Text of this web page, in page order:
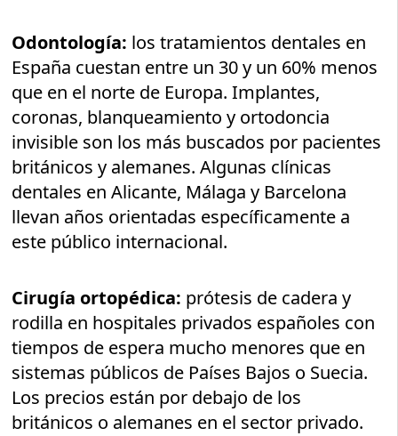
Odontología: los tratamientos dentales en
España cuestan entre un 30 y un 60% menos
que en el norte de Europa. Implantes,
coronas, blanqueamiento y ortodoncia
invisible son los más buscados por pacientes
británicos y alemanes. Algunas clínicas
dentales en Alicante, Málaga y Barcelona
llevan años orientadas específicamente a
este público internacional.
Cirugía ortopédica: prótesis de cadera y
rodilla en hospitales privados españoles con
tiempos de espera mucho menores que en
sistemas públicos de Países Bajos o Suecia.
Los precios están por debajo de los
británicos o alemanes en el sector privado.